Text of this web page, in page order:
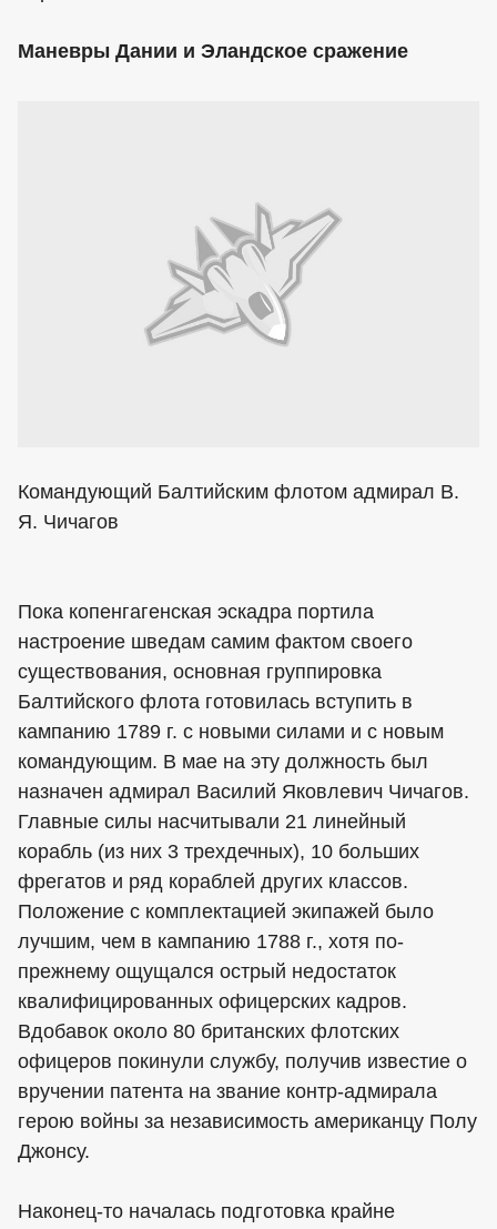
Маневры Дании и Эландское сражение
Командующий Балтийским флотом адмирал В.
Я. Чичагов
Пока копенгагенская эскадра портила
настроение шведам самим фактом своего
существования, основная группировка
Балтийского флота готовилась вступить в
кампанию 1789 г. с новыми силами и с новым
командующим. В мае на эту должность был
назначен адмирал Василий Яковлевич Чичагов.
Главные силы насчитывали 21 линейный
корабль (из них 3 трехдечных), 10 больших
фрегатов и ряд кораблей других классов.
Положение с комплектацией экипажей было
лучшим, чем в кампанию 1788 г., хотя по-
прежнему ощущался острый недостаток
квалифицированных офицерских кадров.
Вдобавок около 80 британских флотских
офицеров покинули службу, получив известие о
вручении патента на звание контр-адмирала
герою войны за независимость американцу Полу
Джонсу.
Наконец-то началась подготовка крайне